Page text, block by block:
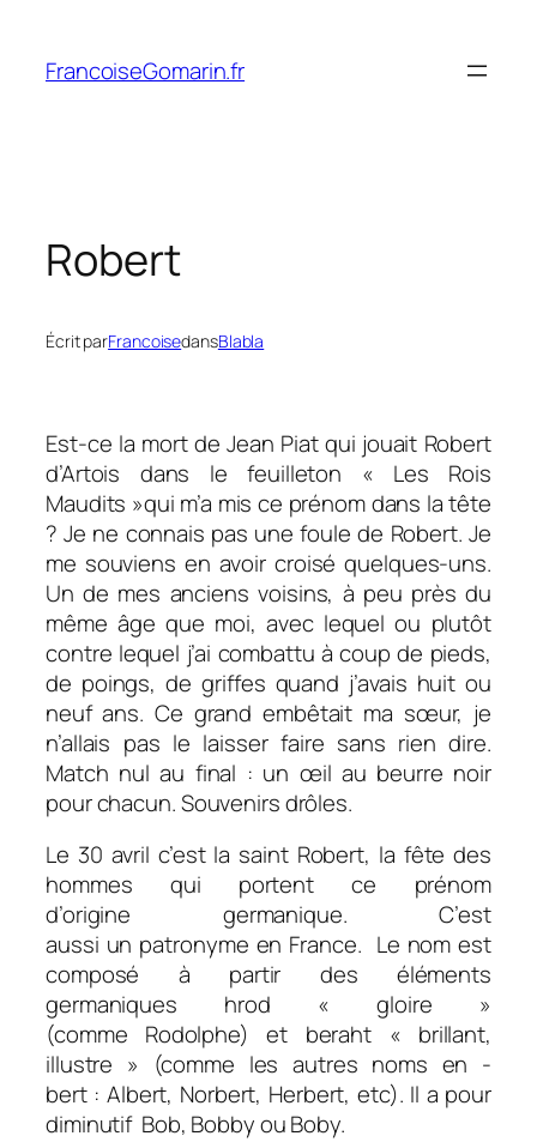
contenu
FrancoiseGomarin.fr
Robert
Écrit parFrancoisedansBlabla
Est-ce la mort de Jean Piat qui jouait Robert
d’Artois dans le feuilleton « Les Rois
Maudits »qui m’a mis ce prénom dans la tête
? Je ne connais pas une foule de Robert. Je
me souviens en avoir croisé quelques-uns.
Un de mes anciens voisins, à peu près du
même âge que moi, avec lequel ou plutôt
contre lequel j’ai combattu à coup de pieds,
de poings, de griffes quand j’avais huit ou
neuf ans. Ce grand embêtait ma sœur, je
n’allais pas le laisser faire sans rien dire.
Match nul au final : un œil au beurre noir
pour chacun. Souvenirs drôles.
Le 30 avril c’est la saint Robert, la fête des
hommes qui portent ce prénom
d’origine germanique. C’est
aussi un patronyme en France. Le nom est
composé à partir des éléments
germaniques hrod « gloire »
(comme Rodolphe) et beraht « brillant,
illustre » (comme les autres noms en -
bert: Albert, Norbert, Herbert, etc). Il a pour
diminutif Bob, Bobby ou Boby.